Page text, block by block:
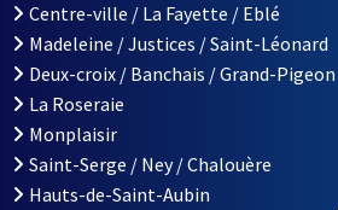
obligatoire)
D'INSCRIPTION À LA LETTRE
Centre-ville / La Fayette / Eblé
Madeleine / Justices / Saint-Léonard
Deux-croix / Banchais / Grand-Pigeon
La Roseraie
Monplaisir
Saint-Serge / Ney / Chalouère
Hauts-de-Saint-Aubin